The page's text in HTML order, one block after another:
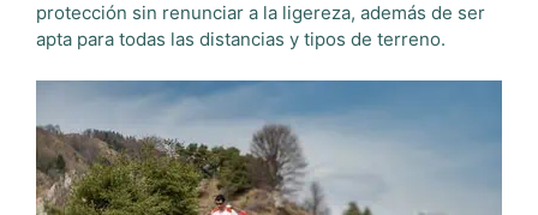
protección sin renunciar a la ligereza, además de ser
apta para todas las distancias y tipos de terreno.